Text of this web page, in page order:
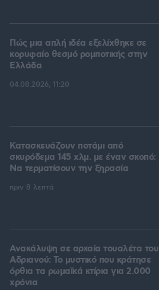
Πώς μια απλή ιδέα εξελίχθηκε σε
κορυφαίο θεσμό ρομποτικής στην
Ελλάδα
04.08.2026, 11:20
Κατασκευάζουν ποτάμι από
σκυρόδεμα 145 χλμ. με έναν σκοπό:
Να τερματίσουν την ξηρασία
πριν 8 λεπτά
Ανακάλυψη σε αρχαία τουαλέτα του
Αδριανού: Το μυστικό που κράτησε
όρθια τα ρωμαϊκά κτίρια για 2.000
χρόνια